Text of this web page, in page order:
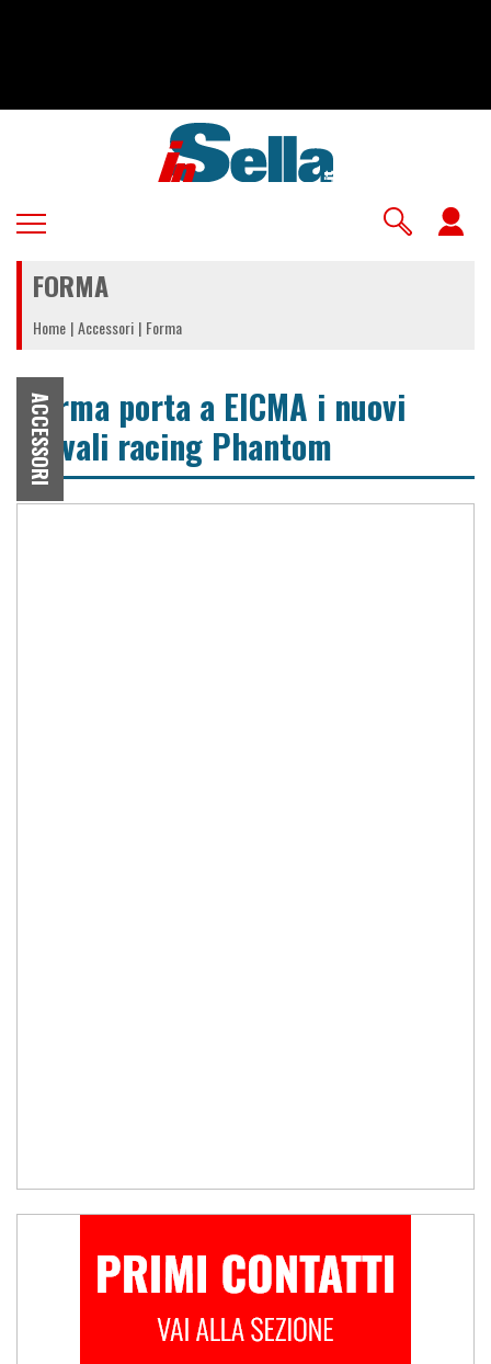
FORMA
Home Accessori Forma
ACCESSORI
Forma porta a EICMA i nuovi
stivali racing Phantom